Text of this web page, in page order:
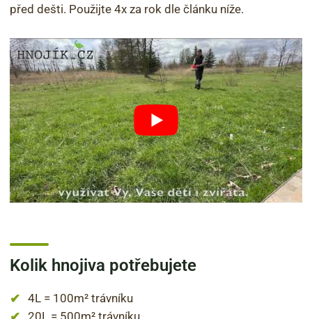
před dešti. Použijte 4x za rok dle článku níže.
Kolik hnojiva potřebujete
4L = 100m² trávníku
20L = 500m² trávníku